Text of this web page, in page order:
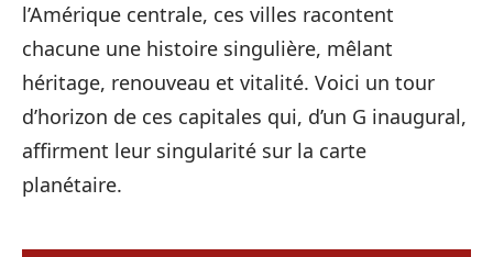
l’Amérique centrale, ces villes racontent
chacune une histoire singulière, mêlant
héritage, renouveau et vitalité. Voici un tour
d’horizon de ces capitales qui, d’un G inaugural,
affirment leur singularité sur la carte
planétaire.